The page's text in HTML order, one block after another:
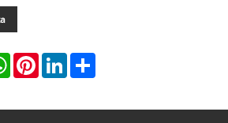
WhatsAppPinterestLinkedInShare